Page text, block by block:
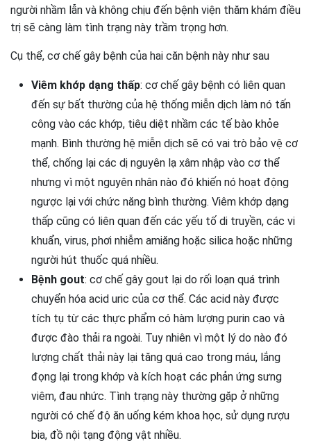
người nhầm lẫn và không chịu đến bệnh viện thăm khám điều
trị sẽ càng làm tình trạng này trầm trọng hơn.
Cụ thể, cơ chế gây bệnh của hai căn bệnh này như sau
Viêm khớp dạng thấp: cơ chế gây bệnh có liên quan
đến sự bất thường của hệ thống miễn dịch làm nó tấn
công vào các khớp, tiêu diệt nhầm các tế bào khỏe
mạnh. Bình thường hệ miễn dịch sẽ có vai trò bảo vệ cơ
thể, chống lại các dị nguyên lạ xâm nhập vào cơ thể
nhưng vì một nguyên nhân nào đó khiến nó hoạt động
ngược lại với chức năng bình thường. Viêm khớp dạng
thấp cũng có liên quan đến các yếu tố di truyền, các vi
khuẩn, virus, phơi nhiễm amiăng hoặc silica hoặc những
người hút thuốc quá nhiều.
Bệnh gout: cơ chế gây gout lại do rối loạn quá trình
chuyển hóa acid uric của cơ thể. Các acid này được
tích tụ từ các thực phẩm có hàm lượng purin cao và
được đào thải ra ngoài. Tuy nhiên vì một lý do nào đó
lượng chất thải này lại tăng quá cao trong máu, lắng
đọng lại trong khớp và kích hoạt các phản ứng sưng
viêm, đau nhức. Tình trạng này thường gặp ở những
người có chế độ ăn uống kém khoa học, sử dụng rượu
bia, đồ nội tạng động vật nhiều.